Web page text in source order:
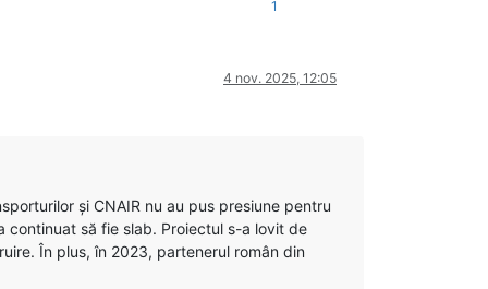
1
4 nov. 2025, 12:05
și CNAIR nu au pus presiune pentru
continuat să fie slab. Proiectul s-a lovit de
În plus, în 2023, partenerul român din